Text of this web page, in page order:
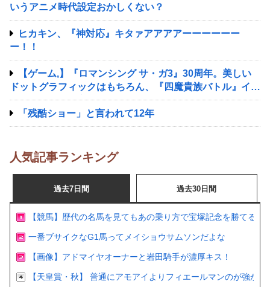
いうアニメ時代設定おかしくない？
ヒカキン、『神対応』キタァアアアアーーーーーー
ー！！
【ゲーム,】『ロマンシング サ・ガ3』30周年。美しい
ドットグラフィックはもちろん、『四魔貴族バトル』イト
ケンサウンドが心に残る
「残酷ショー」と言われて12年
人気記事ランキング
過去7日間 過去30日間
【競馬】歴代の名馬を見てもあの乗り方で宝塚記念を勝てる
一番ブサイクなG1馬ってメイショウサムソンだよな
【画像】アドマイヤオーナーと岩田騎手が濃厚キス！
【天皇賞・秋】 普通にアモアイよりフィエールマンのが強かっ